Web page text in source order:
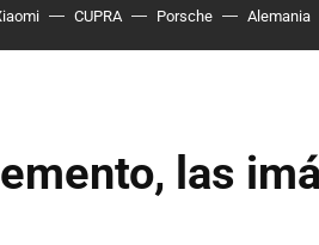
CUPRA Porsche Alemania
las